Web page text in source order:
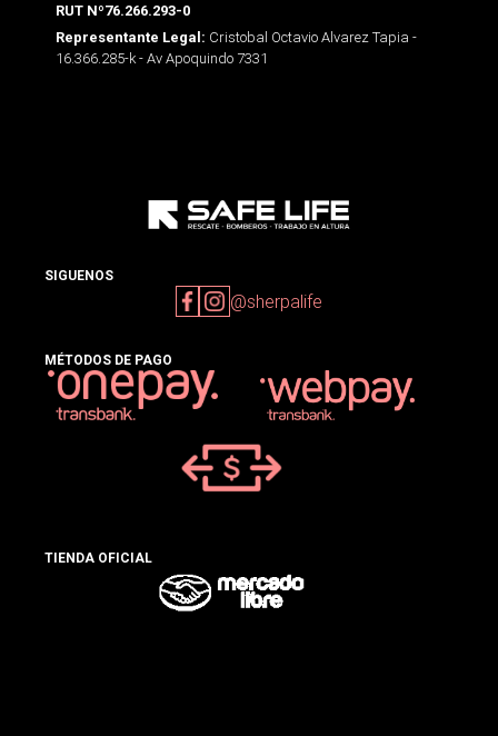
RUT Nº76.266.293-0
Representante Legal: Cristobal Octavio Alvarez Tapia -
16.366.285-k - Av Apoquindo 7331
SIGUENOS
@sherpalife
MÉTODOS DE PAGO
TIENDA OFICIAL